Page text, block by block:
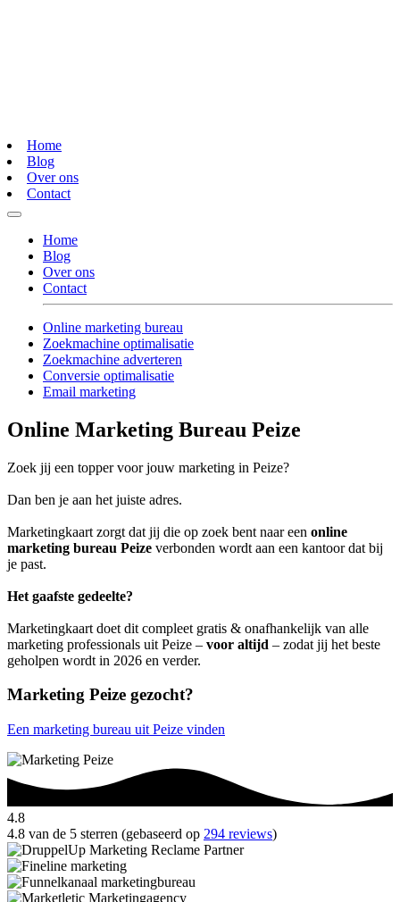
Home
Blog
Over ons
Contact
Home
Blog
Over ons
Contact
Online marketing bureau
Zoekmachine optimalisatie
Zoekmachine adverteren
Conversie optimalisatie
Email marketing
Online Marketing Bureau Peize
Zoek jij een topper voor jouw marketing in Peize?
Dan ben je aan het juiste adres.
Marketingkaart zorgt dat jij die op zoek bent naar een online
marketing bureau Peize verbonden wordt aan een kantoor dat bij
je past.
Het gaafste gedeelte?
Marketingkaart doet dit compleet gratis & onafhankelijk van alle
marketing professionals uit Peize – voor altijd – zodat jij het beste
geholpen wordt in 2026 en verder.
Marketing Peize gezocht?
Een marketing bureau uit Peize vinden
4.8
4.8 van de 5 sterren (gebaseerd op 294 reviews)